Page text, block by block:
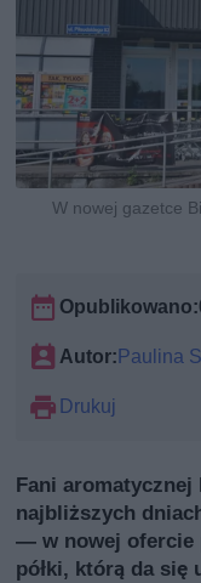
W nowej gazetce
Opublikowano:
Autor: Paulina
Drukuj
Fani
najbliższych
— w nowej ofercie
półki, którą da się